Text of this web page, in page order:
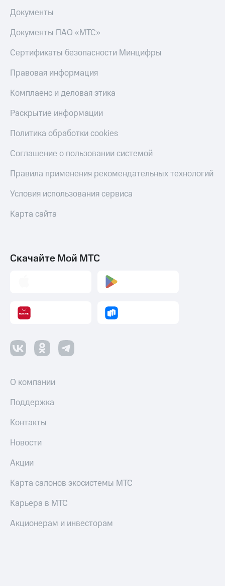
Документы
Документы ПАО «МТС»
Сертификаты безопасности Минцифры
Правовая информация
Комплаенс и деловая этика
Раскрытие информации
Политика обработки cookies
Соглашение о пользовании системой
Правила применения рекомендательных технологий
Условия использования сервиса
Карта сайта
Скачайте Мой МТС
О компании
Поддержка
Контакты
Новости
Акции
Карта салонов экосистемы МТС
Карьера в МТС
Акционерам и инвесторам